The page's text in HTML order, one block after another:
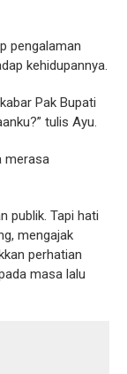
pengalaman
kehidupannya.
Pak Bupati
tulis Ayu.
merasa
publik. Tapi hati
mengajak
perhatian
masa lalu